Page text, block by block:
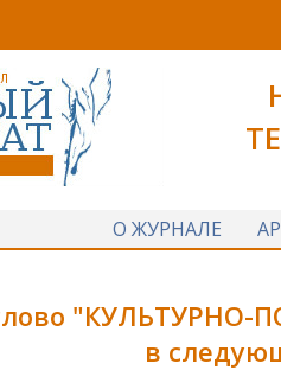
О ЖУРНАЛЕ
"КУЛЬТУРНО-
в